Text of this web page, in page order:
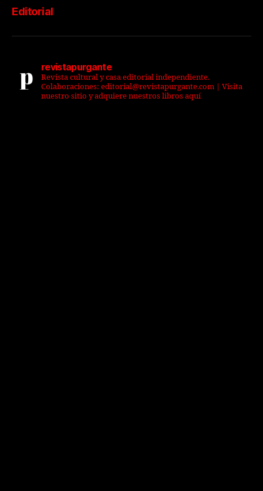
Editorial
revistapurgante
Revista cultural y casa editorial independiente.
Colaboraciones: editorial@revistapurgante.com | Visita
nuestro sitio y adquiere nuestros libros aquí